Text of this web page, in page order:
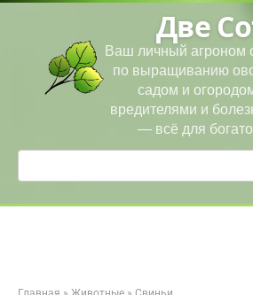
Перейти
Две
Ваш личный агроном
по выращиванию
садом и
вредителями и
— всё для
Поиск: